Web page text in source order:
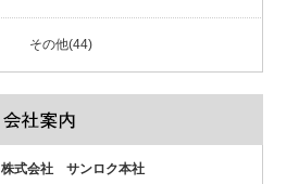
その他(44)
株式会社 サンロク本社